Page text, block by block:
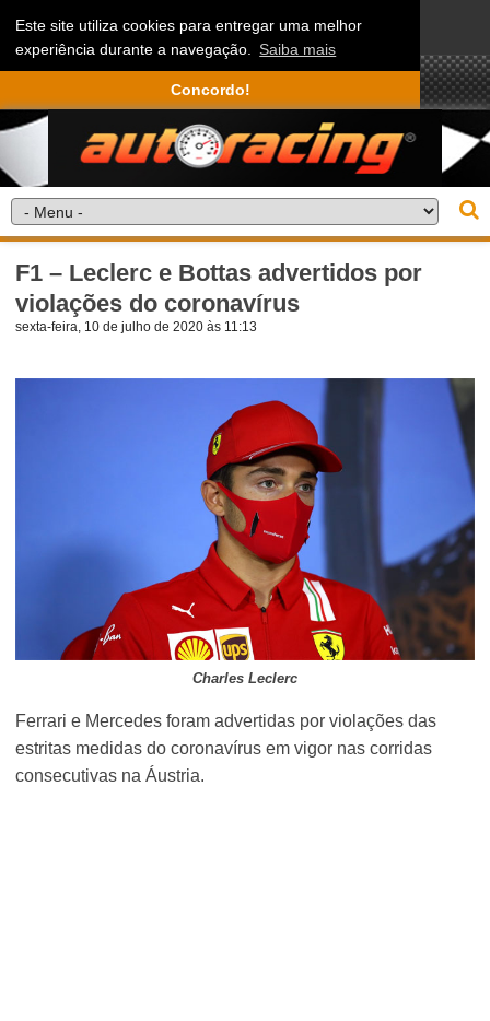
Este site utiliza cookies para entregar uma melhor
experiência durante a navegação. Saiba mais
Concordo!
F1 – Leclerc e Bottas advertidos por
violações do coronavírus
sexta-feira, 10 de julho de 2020 às 11:13
Charles Leclerc
Ferrari e Mercedes foram advertidas por violações das
estritas medidas do coronavírus em vigor nas corridas
consecutivas na Áustria.